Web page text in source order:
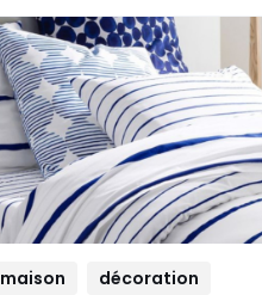
maison décoration